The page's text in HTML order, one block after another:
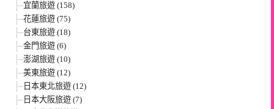
宜蘭旅遊 (158)
花蓮旅遊 (75)
台東旅遊 (18)
金門旅遊 (6)
澎湖旅遊 (10)
美東旅遊 (12)
日本東北旅遊 (12)
日本大阪旅遊 (7)